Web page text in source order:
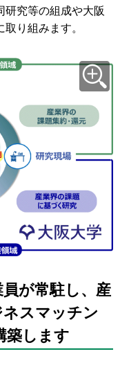
研究等の組成や大阪
り組みます。
が常駐し、産
スマッチン
築します